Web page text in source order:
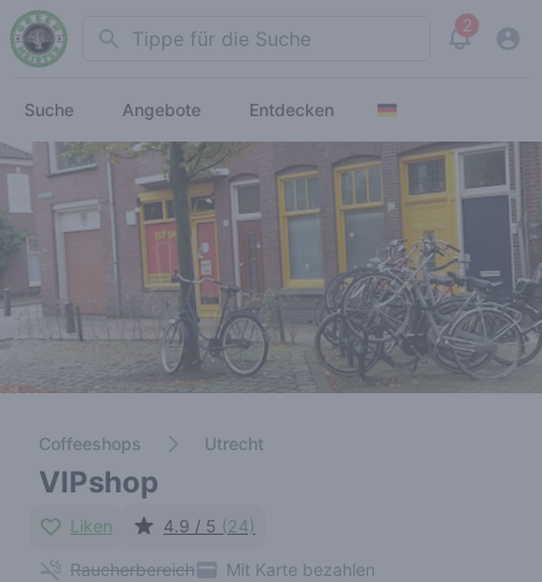
Search 2
View
Suche Angebote Entdecken
Coffeeshops Utrecht
VIPshop
Liken 4.9 / 5 (24)
Raucherbereich
Mit Karte bezahlen